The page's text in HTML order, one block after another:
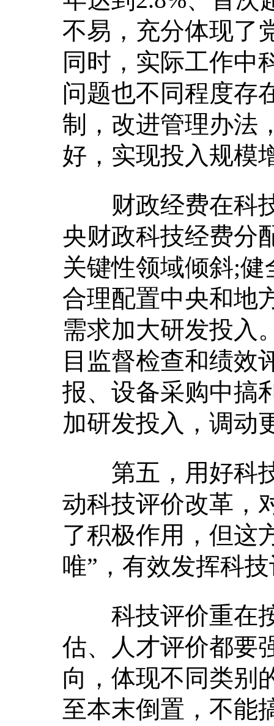
不易，充分体现了
同时，实际工作中
问题也不同程度存
制，改进管理办法
好，实现投入规模
财政经费在科技
央财政科技经费分
关键性领域倾斜;
合理配置中央和地
需求加大研发投入
目监督检查和绩效
报、设备采购中搞
加研发投入，调动
第五，用好科技
动科技评价改革，
了积极作用，但这
唯”，有效发挥科
科技评价重在按
估、人才评价都要
向，体现不同类别
至本末倒置，不能